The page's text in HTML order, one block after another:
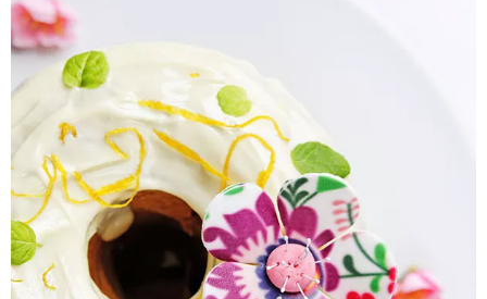
Posiłki
Zdrowo i fit